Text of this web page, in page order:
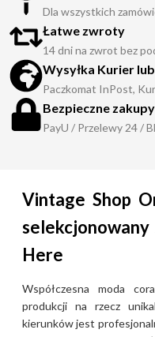
Dla wszystkich
Łatwe zwroty
14 dni na zwrot bez
Wysyłka Kurier
Paczkomat InPost,
Bezpieczne zakupy
PayU / Przelewy 24 /
Vintage Shop
Here
Współczesna moda
produkcji na rzecz
kierunków jest